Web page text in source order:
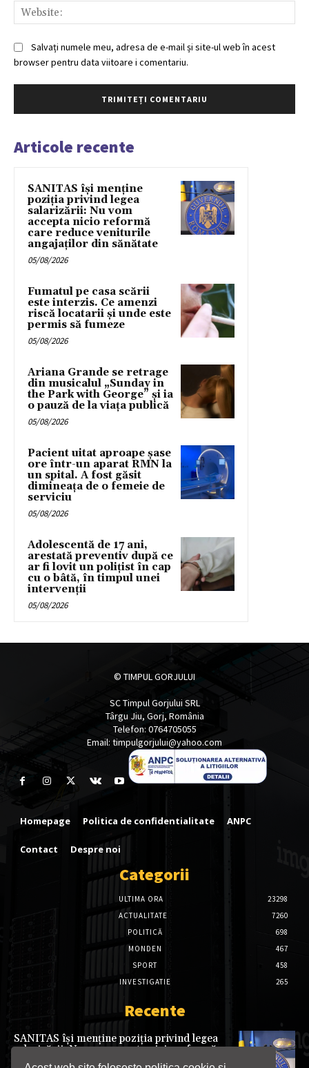
Salvați numele meu, adresa de e-mail și site-ul web în acest
browser pentru data viitoare i comentariu.
Articole recente
SANITAS își menține
poziția privind legea
salarizării: Nu vom
accepta nicio reformă
care reduce veniturile
angajaților din sănătate
05/08/2026
Fumatul pe casa scării
este interzis. Ce amenzi
riscă locatarii și unde este
permis să fumeze
05/08/2026
Ariana Grande se retrage
din musicalul „Sunday in
the Park with George” și ia
o pauză de la viața publică
05/08/2026
Pacient uitat aproape șase
ore într-un aparat RMN la
un spital. A fost găsit
dimineața de o femeie de
serviciu
05/08/2026
Adolescentă de 17 ani,
arestată preventiv după ce
ar fi lovit un polițist în cap
cu o bâtă, în timpul unei
intervenții
05/08/2026
© TIMPUL GORJULUI
SC Timpul Gorjului SRL
Târgu Jiu, Gorj, România
Telefon: 0764705055
Email: timpulgorjului@yahoo.com
Homepage Politica de confidentialitate ANPC
Contact Despre noi
Categorii
ULTIMA ORA
23298
ACTUALITATE
7260
POLITICĂ
698
MONDEN
467
SPORT
458
INVESTIGATIE
265
Recente
SANITAS își menține poziția privind legea
salarizării: Nu vom accepta nicio reformă
care reduce veniturile angajaților din